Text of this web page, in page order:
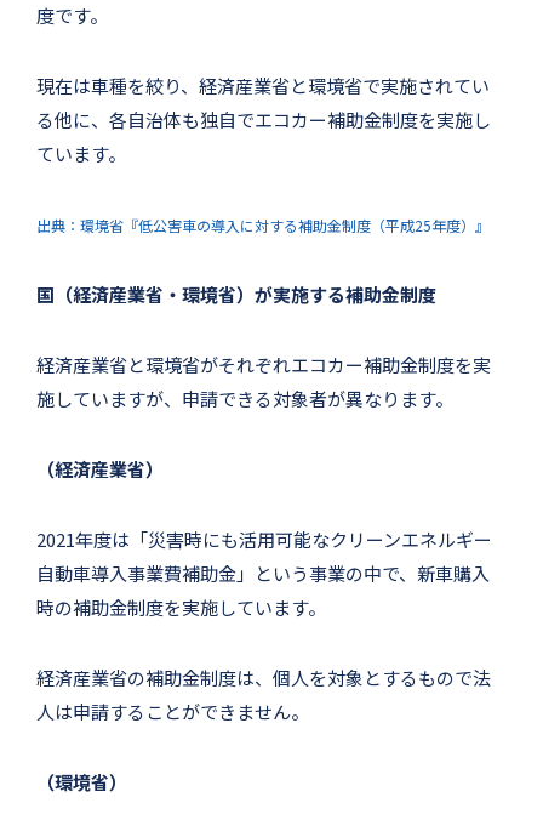
度です。
現在は車種を絞り、経済産業省と環境省で実施されてい
る他に、各自治体も独自でエコカー補助金制度を実施し
ています。
出典：環境省『低公害車の導入に対する補助金制度（平成25年度）』
国（経済産業省・環境省）が実施する補助金制度
経済産業省と環境省がそれぞれエコカー補助金制度を実
施していますが、申請できる対象者が異なります。
（経済産業省）
2021年度は「災害時にも活用可能なクリーンエネルギー
自動車導入事業費補助金」という事業の中で、新車購入
時の補助金制度を実施しています。
経済産業省の補助金制度は、個人を対象とするもので法
人は申請することができません。
（環境省）